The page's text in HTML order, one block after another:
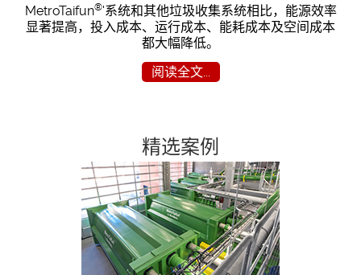
MetroTaifun®'系统和其他垃圾收集系统相比，能源效率
显著提高，投入成本、运行成本、能耗成本及空间成本
都大幅降低。
阅读全文...
精选案例